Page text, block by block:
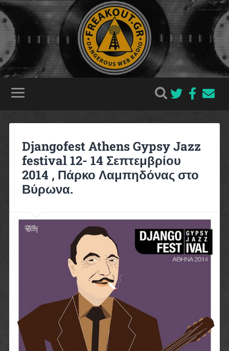
Djangofest Athens Gypsy Jazz
festival 12- 14 Σεπτεμβρίου
2014 , Πάρκο Λαμπηδόνας στο
Βύρωνα.